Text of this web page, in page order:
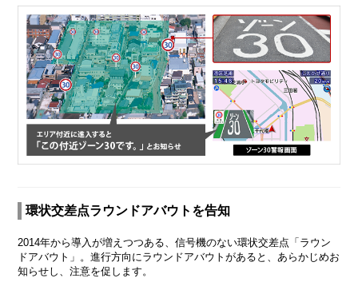
環状交差点ラウンドアバウトを告知
2014年から導入が増えつつある、信号機のない環状交差点「ラウン
ドアバウト」。進行方向にラウンドアバウトがあると、あらかじめお
知らせし、注意を促します。